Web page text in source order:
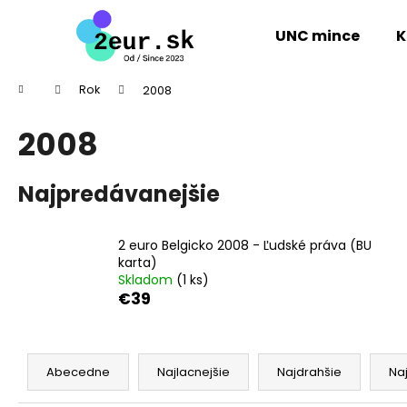
UNC mince
Domov Rok 2008
2008
Najpredávanejšie
2 euro Belgicko 2008 - Ľudské práva (BU
karta)
Skladom (1 ks)
€39
R
d
Abecedne Najlacnejšie Najdrahšie
Späť
obchodu
Späť
obchodu
2 EURO ÍRSKO 2026 - PREDSEDNÍCTVO